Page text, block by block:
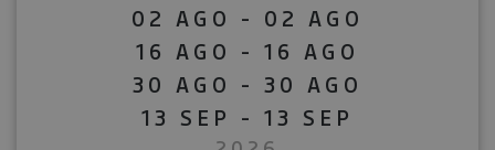
02 AGO - 02 AGO
16 AGO - 16 AGO
30 AGO - 30 AGO
13 SEP - 13 SEP